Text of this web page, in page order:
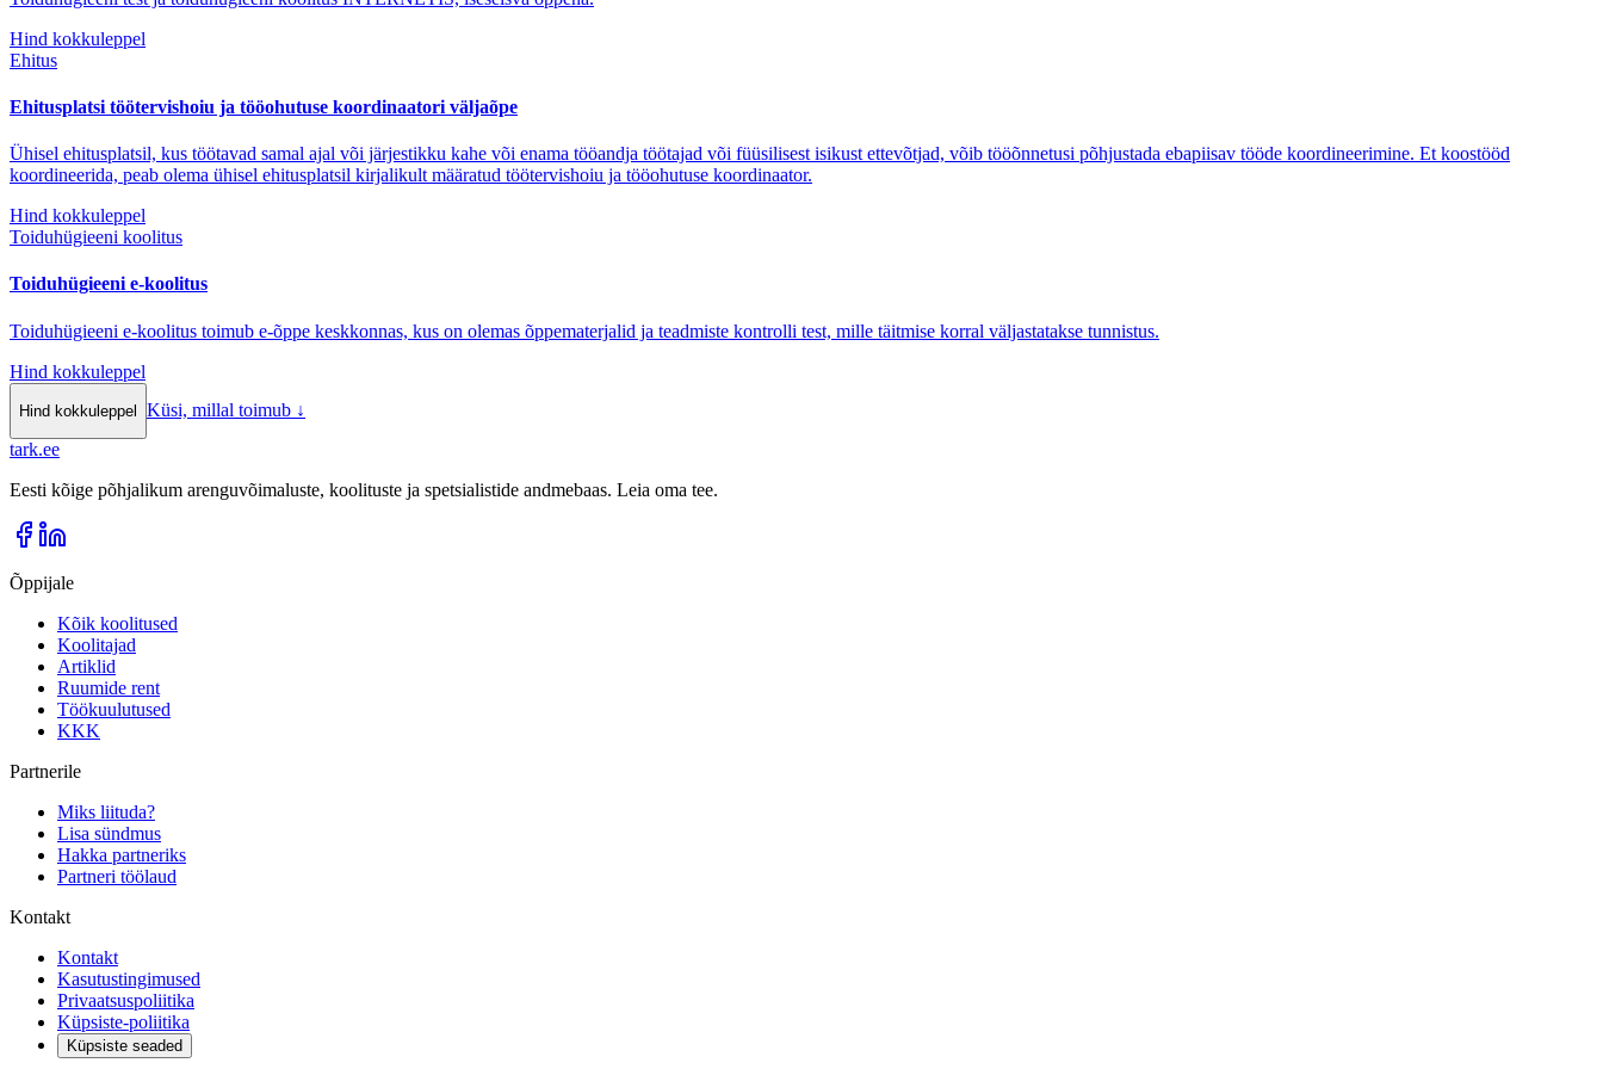
Hind kokkuleppel
Ehitus
Ehitusplatsi töötervishoiu ja tööohutuse koordinaatori väljaõpe
Ühisel ehitusplatsil, kus töötavad samal ajal või järjestikku kahe või enama tööandja töötajad või füüsilisest isikust ettevõtjad, võib tööõnnetusi põhjustada ebapiisav tööde koordineerimine. Et koostööd
koordineerida, peab olema ühisel ehitusplatsil kirjalikult määratud töötervishoiu ja tööohutuse koordinaator.
Hind kokkuleppel
Toiduhügieeni koolitus
Toiduhügieeni e-koolitus
Toiduhügieeni e-koolitus toimub e-õppe keskkonnas, kus on olemas õppematerjalid ja teadmiste kontrolli test, mille täitmise korral väljastatakse tunnistus.
Hind kokkuleppel
Hind kokkuleppel Küsi, millal toimub ↓
tark.ee
Eesti kõige põhjalikum arenguvõimaluste, koolituste ja spetsialistide andmebaas. Leia oma tee.
Õppijale
Kõik koolitused
Koolitajad
Artiklid
Ruumide rent
Töökuulutused
KKK
Partnerile
Miks liituda?
Lisa sündmus
Hakka partneriks
Partneri töölaud
Kontakt
Kontakt
Kasutustingimused
Privaatsuspoliitika
Küpsiste-poliitika
Küpsiste seaded